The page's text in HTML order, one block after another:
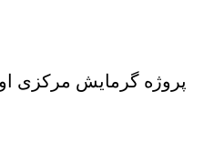
پروژه گرمایش مرکزی